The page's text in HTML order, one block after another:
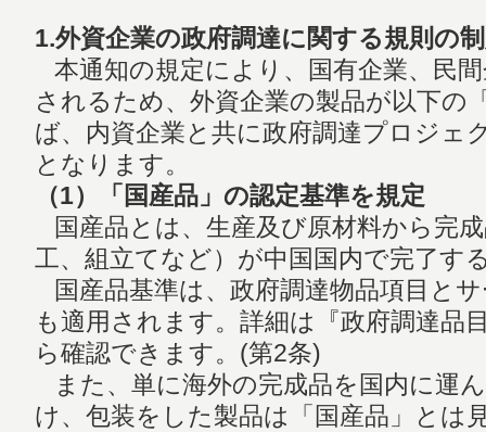
1.外資企業の政府調達に関する規則の
本通知の規定により、国有企業、民
されるため、外資企業の製品が以下の
ば、内資企業と共に政府調達プロジェ
となります。
（1）「国産品」の認定基準を規定
国産品とは、生産及び原材料から完
工、組立てなど）が中国国内で完了す
国産品基準は、政府調達物品項目と
も適用されます。詳細は『政府調達品
ら確認できます。(第2条)
また、単に海外の完成品を国内に運
け、包装をした製品は「国産品」とは